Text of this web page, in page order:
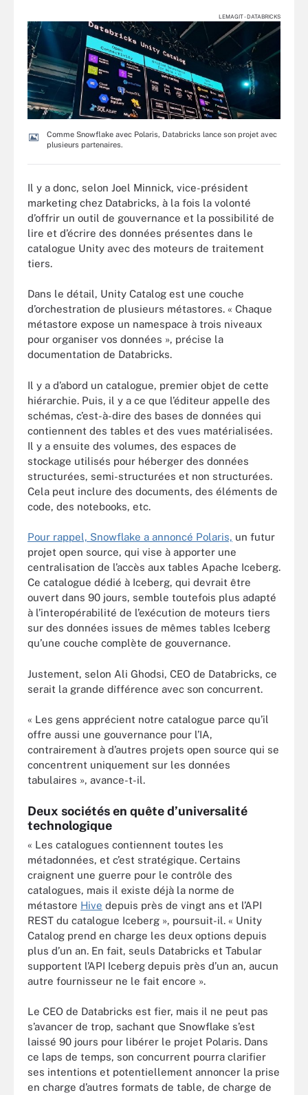
LEMAGIT - DATABRICKS
Comme Snowflake avec Polaris, Databricks lance son projet avec
plusieurs partenaires.
Il y a donc, selon Joel Minnick, vice-président
marketing chez Databricks, à la fois la volonté
d’offrir un outil de gouvernance et la possibilité de
lire et d’écrire des données présentes dans le
catalogue Unity avec des moteurs de traitement
tiers.
Dans le détail, Unity Catalog est une couche
d’orchestration de plusieurs métastores. « Chaque
métastore expose un namespace à trois niveaux
pour organiser vos données », précise la
documentation de Databricks.
Il y a d’abord un catalogue, premier objet de cette
hiérarchie. Puis, il y a ce que l’éditeur appelle des
schémas, c’est-à-dire des bases de données qui
contiennent des tables et des vues matérialisées.
Il y a ensuite des volumes, des espaces de
stockage utilisés pour héberger des données
structurées, semi-structurées et non structurées.
Cela peut inclure des documents, des éléments de
code, des notebooks, etc.
Pour rappel, Snowflake a annoncé Polaris, un futur
projet open source, qui vise à apporter une
centralisation de l’accès aux tables Apache Iceberg.
Ce catalogue dédié à Iceberg, qui devrait être
ouvert dans 90 jours, semble toutefois plus adapté
à l’interopérabilité de l’exécution de moteurs tiers
sur des données issues de mêmes tables Iceberg
qu’une couche complète de gouvernance.
Justement, selon Ali Ghodsi, CEO de Databricks, ce
serait la grande différence avec son concurrent.
« Les gens apprécient notre catalogue parce qu’il
offre aussi une gouvernance pour l’IA,
contrairement à d’autres projets open source qui se
concentrent uniquement sur les données
tabulaires », avance-t-il.
Deux sociétés en quête d’universalité
technologique
« Les catalogues contiennent toutes les
métadonnées, et c’est stratégique. Certains
craignent une guerre pour le contrôle des
catalogues, mais il existe déjà la norme de
métastore Hive depuis près de vingt ans et l’API
REST du catalogue Iceberg », poursuit-il. « Unity
Catalog prend en charge les deux options depuis
plus d’un an. En fait, seuls Databricks et Tabular
supportent l’API Iceberg depuis près d’un an, aucun
autre fournisseur ne le fait encore ».
Le CEO de Databricks est fier, mais il ne peut pas
s’avancer de trop, sachant que Snowflake s’est
laissé 90 jours pour libérer le projet Polaris. Dans
ce laps de temps, son concurrent pourra clarifier
ses intentions et potentiellement annoncer la prise
en charge d’autres formats de table, de charge de